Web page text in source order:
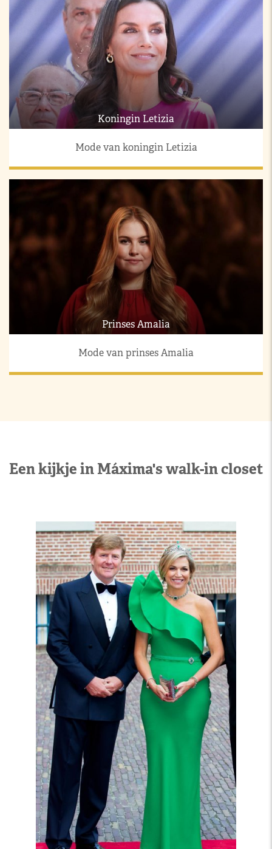
Koningin Letizia
Mode van koningin Letizia
Prinses Amalia
Mode van prinses Amalia
Een kijkje in Máxima's walk-in closet